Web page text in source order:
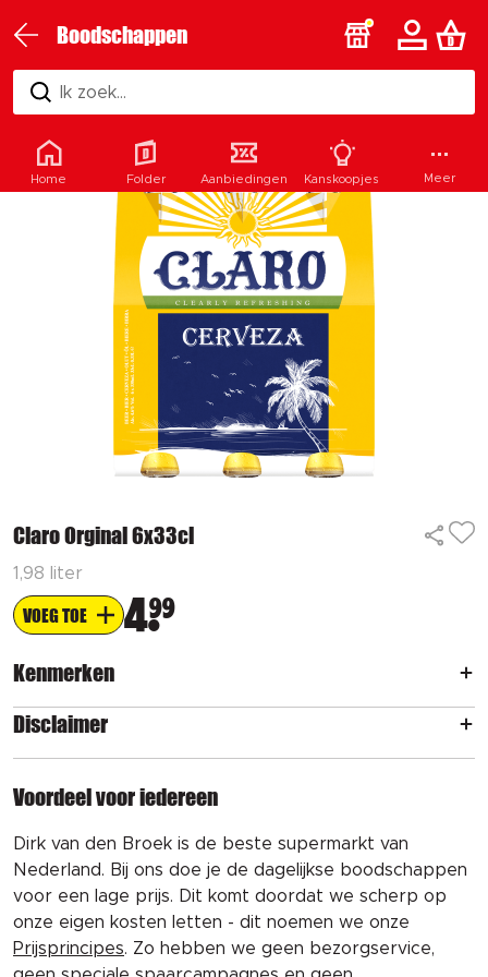
Boodschappen
Ik zoek...
Claro Orginal 6x33cl
1,98 liter
VOEG TOE 499
Kenmerken
Disclaimer
Voordeel voor iedereen
Dirk van den Broek is de beste supermarkt van
Nederland. Bij ons doe je de dagelijkse boodschappen
voor een lage prijs. Dit komt doordat we scherp op
onze eigen kosten letten - dit noemen we onze
Prijsprincipes. Zo hebben we geen bezorgservice,
Home Folder Aanbiedingen Kanskoopjes Meer